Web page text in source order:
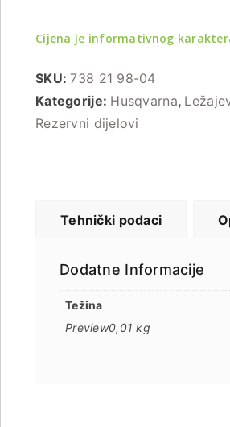
Cijena je informativnog
SKU: 738 21 98-04
Kategorije: Husqvarna,
Rezervni dijelovi
Tehnički podaci
Dodatne Informacije
Težina
0,01 kg